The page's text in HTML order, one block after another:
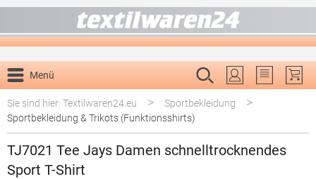
Menü
Du hast 0
Sie sind hier: Textilwaren24.eu
> Sportbekleidung >
Sportbekleidung & Trikots (Funktionsshirts)
TJ7021 Tee Jays Damen schnelltrocknendes
Sport T-Shirt